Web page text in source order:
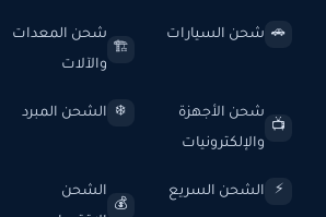
🚗 شحن السيارات
🏗️
شحن المعدات
والآلات
📺
شحن الأجهزة
والإلكترونيات
❄️ الشحن المبرد
⚡ الشحن السريع
💰
الشحن